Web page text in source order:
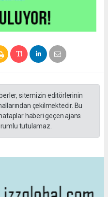
sitemizin editörlerinin
çekilmektedir. Bu
haberi geçen ajans
tutulamaz.